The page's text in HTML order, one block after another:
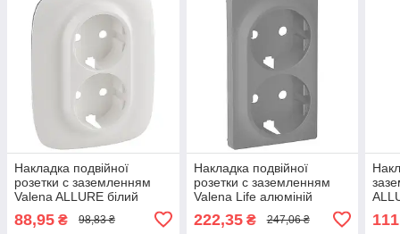
Накладка подвійної
розетки с заземленням
Valena ALLURE білий
88,95 ₴ 98,83 ₴
Накладка подвійної
розетки с заземленням
Valena Life алюміній
222,35₴ 247,06 ₴